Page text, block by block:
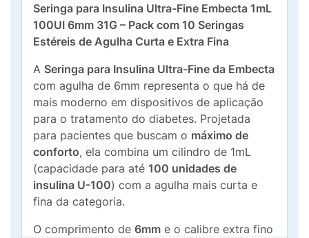
Seringa para Insulina Ultra-Fine Embecta 1mL
100UI 6mm 31G – Pack com 10 Seringas
Estéreis de Agulha Curta e Extra Fina
A Seringa para Insulina Ultra-Fine da Embecta
com agulha de 6mm representa o que há de
mais moderno em dispositivos de aplicação
para o tratamento do diabetes. Projetada
para pacientes que buscam o máximo de
conforto, ela combina um cilindro de 1mL
(capacidade para até 100 unidades de
insulina U-100) com a agulha mais curta e
fina da categoria.
O comprimento de 6mm e o calibre extra fino